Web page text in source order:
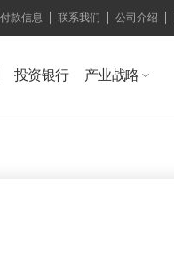
付款信息 联系我们 公司介绍
投资银行 产业战略